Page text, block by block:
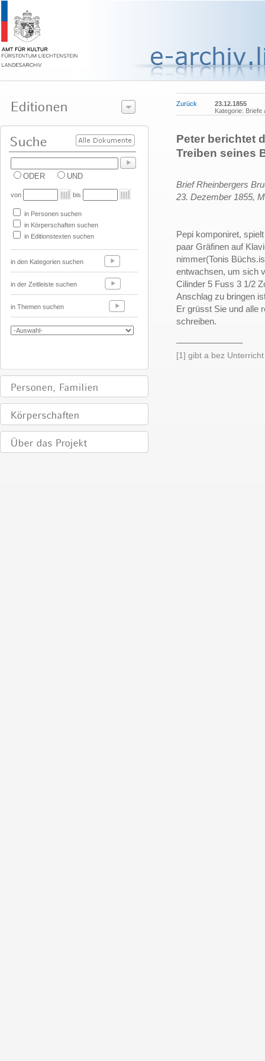
ODER UND
von bis
in Personen suchen
in Körperschaften suchen
in Editionstexten suchen
in den Kategorien suchen
in der Zeitleiste suchen
in Themen suchen
Zurück
23.12.1855
Kategorie:
Peter berichtet
Treiben seines
Brief Rheinbergers
23. Dezember 1855,
Pepi komponiret,
paar Gräfinen auf
nimmer(Tonis
entwachsen, um sich
Cilinder 5 Fuss 3 1/2
Anschlag zu bringen
Er grüsst Sie und alle
schreiben.
[1] gibt a bez